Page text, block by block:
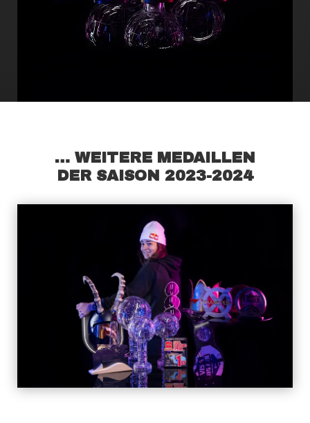
… WEITERE MEDAILLEN
DER SAISON 2023-2024